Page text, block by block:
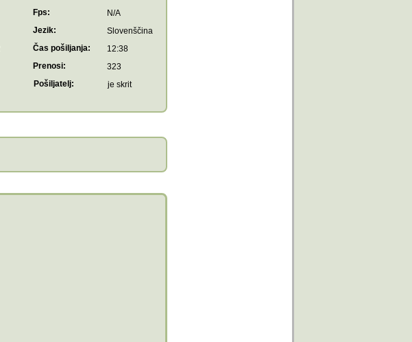
Fps:
N/A
Jezik:
Slovenščina
Čas pošiljanja:
12:38
Prenosi:
323
Pošiljatelj:
je skrit